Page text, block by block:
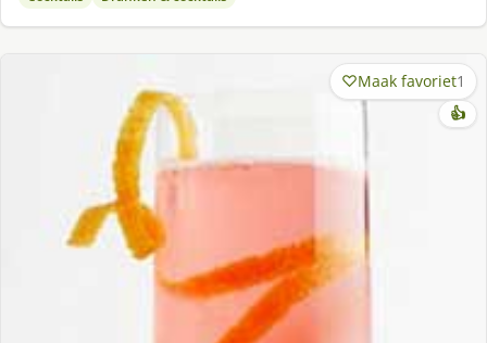
Maak favoriet1
👍